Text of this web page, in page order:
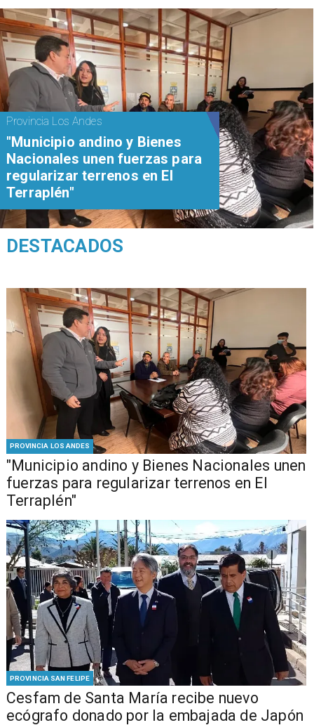
PROVINCIA LOS ANDES
"Municipio andino y Bienes Nacionales unen
fuerzas para regularizar terrenos en El
Terraplén"
PROVINCIA SAN FELIPE
Cesfam de Santa María recibe nuevo
ecógrafo donado por la embajada de Japón
Provincia Los Andes
"Municipio andino y Bienes
Nacionales unen fuerzas para
regularizar terrenos en El
Terraplén"
DESTACADOS